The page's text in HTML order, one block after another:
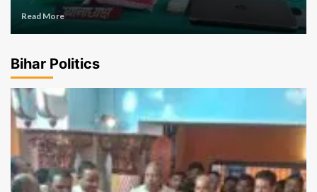
Read More
Bihar Politics